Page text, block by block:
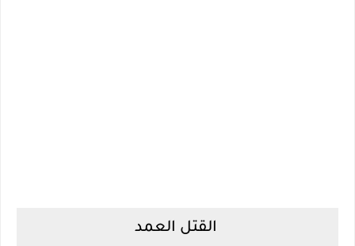
القتل العمد